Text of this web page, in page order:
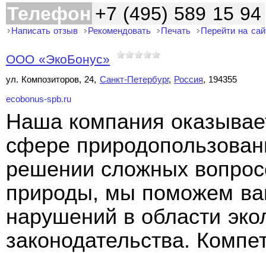
Телефон +7 (495) 589 15 94
Написать отзыв Рекомендовать Печать Перейти на
ООО «ЭкоБонус»
ул. Композиторов, 24, Санкт-Петербург, Россия, 194355
ecobonus-spb.ru
Наша компания
сфере
решении сложных
природы, мы поможем
нарушений в области
законодательства.